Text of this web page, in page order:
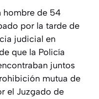
hombre de 54
por la tarde de
judicial en
que la Policía
juntos
mutua de
el Juzgado de